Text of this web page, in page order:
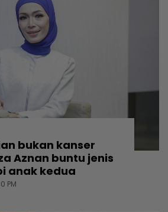
bukan kanser
Aznan buntu jenis
anak kedua
PM